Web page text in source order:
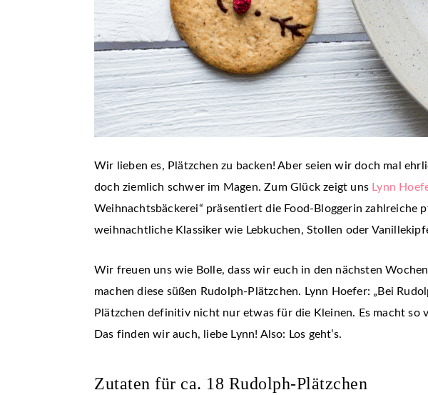
Wir lieben es, Plätzchen zu backen! Aber seien wir doch mal
doch ziemlich schwer im Magen. Zum Glück zeigt uns Lynn
Weihnachtsbäckerei“ präsentiert die Food-Bloggerin
weihnachtliche Klassiker wie Lebkuchen, Stollen oder
Wir freuen uns wie Bolle, dass wir euch in den nächsten
machen diese süßen Rudolph-Plätzchen. Lynn Hoefer: „Bei
Plätzchen definitiv nicht nur etwas für die Kleinen. Es macht so
Das finden wir auch, liebe Lynn! Also: Los geht’s.
Zutaten für ca. 18 Rudolph-Plätzchen